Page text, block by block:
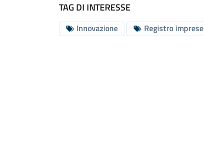
TAG DI INTERESSE
Innovazione Registro imprese